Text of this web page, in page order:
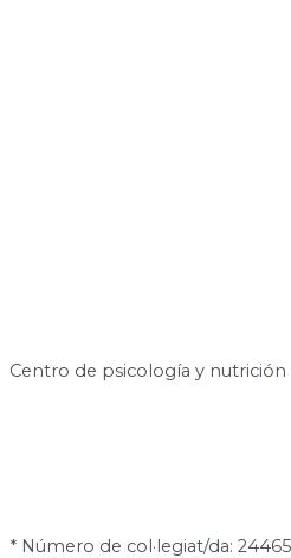
Centro de psicología y nutrición
* Número de col·legiat/da: 24465